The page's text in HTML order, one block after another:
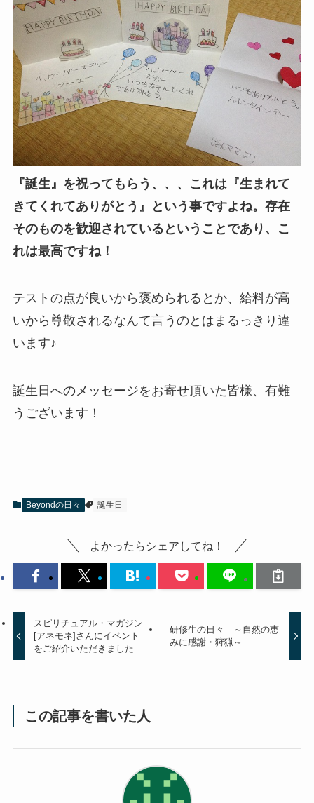
『誕生』を祝ってもらう、、、これは『生まれて
きてくれてありがとう』という事ですよね。存在
そのものを歓迎されているということであり、こ
れは最高ですね！
テストの点が良いから褒められるとか、給料が高
いから尊敬されるなんて言うのとはまるっきり違
います♪
誕生日へのメッセージをお寄せ頂いた皆様、有難
うございます！
Beyondの日々 誕生日
よかったらシェアしてね！
スピリチュアル・マガジン
[アネモネ]さんにイベント
をご紹介いただきました
研修生の日々 ～自然の恵
みに感謝・狩猟～
この記事を書いた人